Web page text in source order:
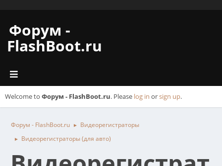
Форум -
FlashBoot.ru
Welcome to Форум - FlashBoot.ru. Please log in orsign up.
Форум - FlashBoot.ru ► Видеорегистраторы
► Видеорегистраторы (для авто)